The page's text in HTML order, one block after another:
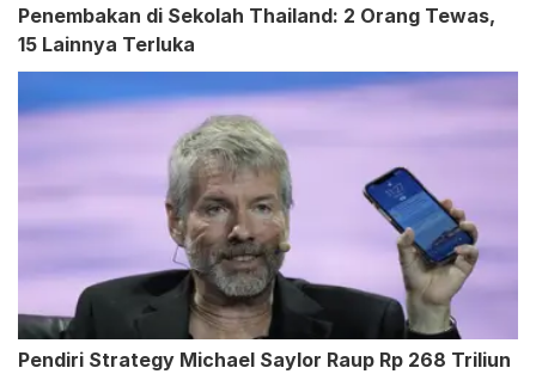
Penembakan di Sekolah Thailand: 2 Orang Tewas,
15 Lainnya Terluka
Pendiri Strategy Michael Saylor Raup Rp 268 Triliun